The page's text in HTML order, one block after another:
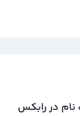
نام در رابکس